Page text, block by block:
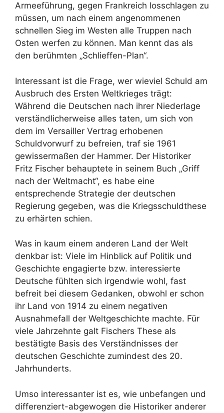
Armeeführung, gegen Frankreich losschlagen zu
müssen, um nach einem angenommenen
schnellen Sieg im Westen alle Truppen nach
Osten werfen zu können. Man kennt das als
den berühmten „Schlieffen-Plan“.
Interessant ist die Frage, wer wieviel Schuld am
Ausbruch des Ersten Weltkrieges trägt:
Während die Deutschen nach ihrer Niederlage
verständlicherweise alles taten, um sich von
dem im Versailler Vertrag erhobenen
Schuldvorwurf zu befreien, traf sie 1961
gewissermaßen der Hammer. Der Historiker
Fritz Fischer behauptete in seinem Buch „Griff
nach der Weltmacht“, es habe eine
entsprechende Strategie der deutschen
Regierung gegeben, was die Kriegsschuldthese
zu erhärten schien.
Was in kaum einem anderen Land der Welt
denkbar ist: Viele im Hinblick auf Politik und
Geschichte engagierte bzw. interessierte
Deutsche fühlten sich irgendwie wohl, fast
befreit bei diesem Gedanken, obwohl er schon
ihr Land von 1914 zu einem negativen
Ausnahmefall der Weltgeschichte machte. Für
viele Jahrzehnte galt Fischers These als
bestätigte Basis des Verständnisses der
deutschen Geschichte zumindest des 20.
Jahrhunderts.
Umso interessanter ist es, wie unbefangen und
differenziert-abgewogen die Historiker anderer